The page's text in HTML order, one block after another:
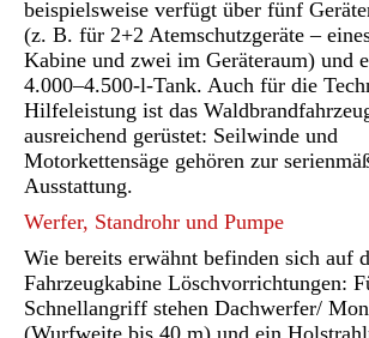
beispielsweise verfügt über fünf
(z. B. für 2+2 Atemschutzgeräte –
Kabine und zwei im Geräteraum) und
4.000–4.500-l-Tank. Auch für die
Hilfeleistung ist das
ausreichend gerüstet: Seilwinde und
Motorkettensäge gehören zur
Ausstattung.
Werfer, Standrohr und Pumpe
Wie bereits erwähnt befinden sich auf
Fahrzeugkabine Löschvorrichtungen:
Schnellangriff stehen Dachwerfer/
(Wurfweite bis 40 m) und ein